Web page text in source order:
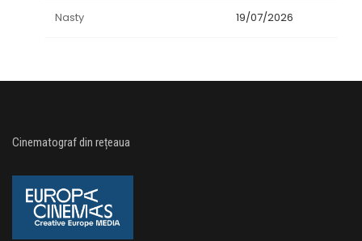
Nasty 19/07/2026
Cinematograf din rețeaua